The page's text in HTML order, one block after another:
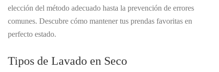
elección del método adecuado hasta la prevención de errores
comunes. Descubre cómo mantener tus prendas favoritas en
perfecto estado.
Tipos de Lavado en Seco